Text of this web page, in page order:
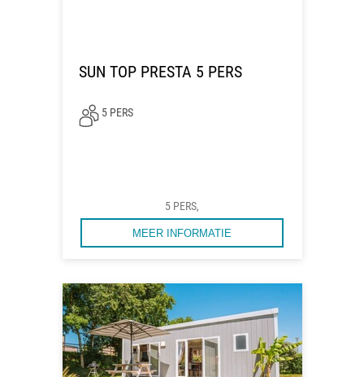
SUN TOP PRESTA 5 PERS
5 PERS
5 PERS,
MEER INFORMATIE